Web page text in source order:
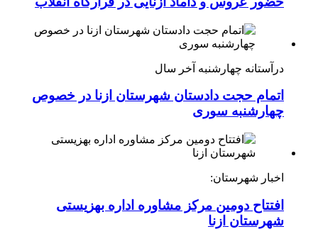
درآستانه چهارشنبه آخر سال
اتمام حجت دادستان شهرستان ازنا در خصوص
چهارشنبه ‌سوری
اخبار شهرستان:
افتتاح دومین مرکز مشاوره اداره بهزیستی
شهرستان ازنا